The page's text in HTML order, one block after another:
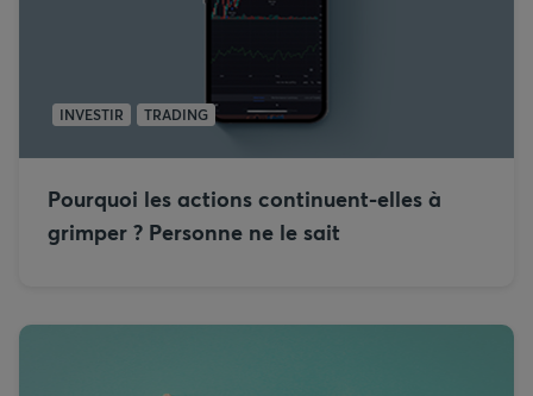
INVESTIR TRADING
Pourquoi les actions continuent-elles à
grimper ? Personne ne le sait